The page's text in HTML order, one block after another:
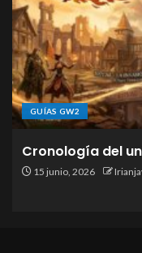
GUÍAS GW2
Cronología del
15 junio, 2026